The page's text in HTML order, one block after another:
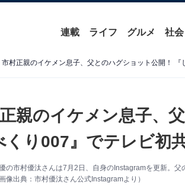
連載 ライフ グルメ 社会
市村正親のイケメン息子、父とのハグショット公開！
親のイケメン息子、
くり007』でテレビ初
の市村優汰さんは7月2日、自身のInstagramを更新。父
出典：市村優汰さん公式Instagramより）